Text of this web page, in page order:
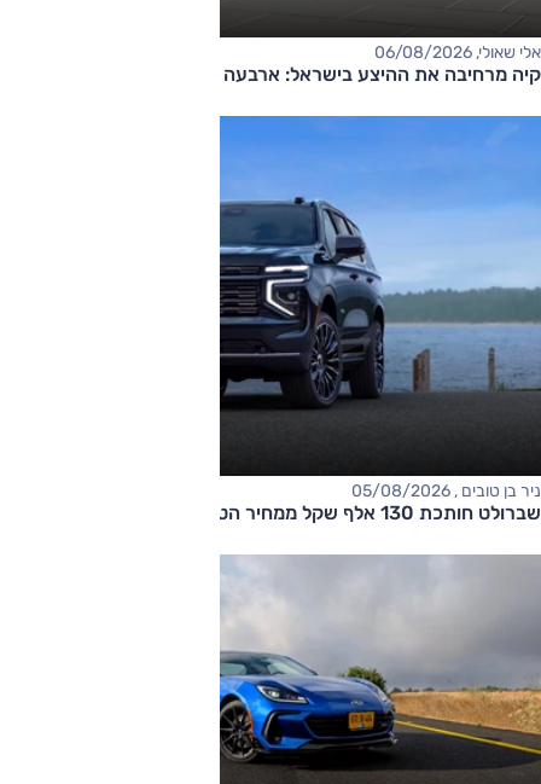
אלי שאולי, 06/08/2026
קיה מרחיבה את ההיצע בישראל: ארבעה דגמים חדשים בדרך
ניר בן טובים , 05/08/2026
שברולט חותכת 130 אלף שקל ממחיר הטאהו